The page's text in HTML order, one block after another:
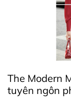
The Modern
tuyên ngôn